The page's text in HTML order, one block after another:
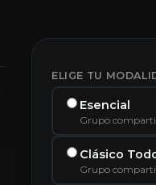
ELIGE TU
Esencial
Grupo
Clásico
Grupo